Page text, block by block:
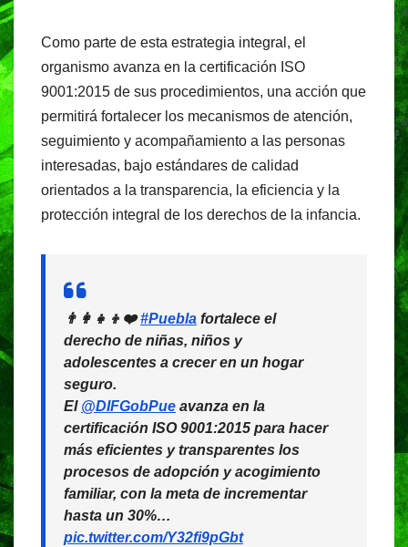
Como parte de esta estrategia integral, el
organismo avanza en la certificación ISO
9001:2015 de sus procedimientos, una acción que
permitirá fortalecer los mecanismos de atención,
seguimiento y acompañamiento a las personas
interesadas, bajo estándares de calidad
orientados a la transparencia, la eficiencia y la
protección integral de los derechos de la infancia.
👨‍👩‍👧‍👦❤️#Puebla fortalece el
derecho de niñas, niños y
adolescentes a crecer en un hogar
seguro.
El @DIFGobPue avanza en la
certificación ISO 9001:2015 para hacer
más eficientes y transparentes los
procesos de adopción y acogimiento
familiar, con la meta de incrementar
hasta un 30%…
pic.twitter.com/Y32fi9pGbt